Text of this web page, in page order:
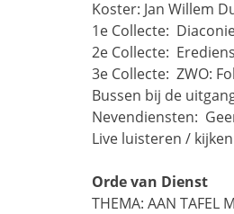
Koster: Jan Willem
1e Collecte:
2e Collecte:
3e Collecte: ZWO:
Bussen bij de
Nevendiensten:
Live luisteren /
Orde van Dienst
THEMA: AAN TAFEL